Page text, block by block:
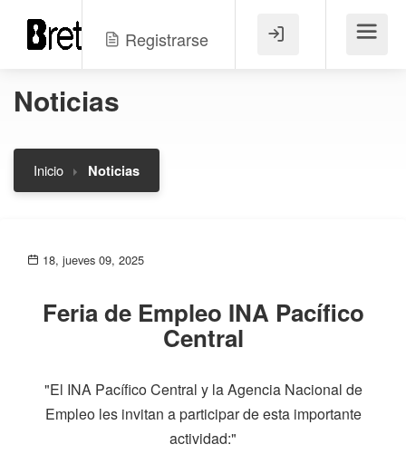
Registrarse Menú
Noticias
Inicio Noticias
18, jueves 09, 2025
Feria de Empleo INA Pacífico
Central
"El INA Pacífico Central y la Agencia Nacional de
Empleo les invitan a participar de esta importante
actividad:"